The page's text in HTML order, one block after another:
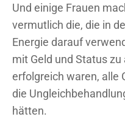
Und einige Frauen
vermutlich die, die in
Energie darauf
mit Geld und Status
erfolgreich waren, alle
die
hätten.